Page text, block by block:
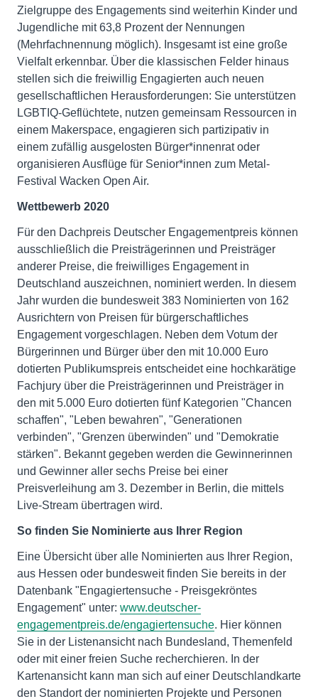
Zielgruppe des Engagements sind weiterhin Kinder und
Jugendliche mit 63,8 Prozent der Nennungen
(Mehrfachnennung möglich). Insgesamt ist eine große
Vielfalt erkennbar. Über die klassischen Felder hinaus
stellen sich die freiwillig Engagierten auch neuen
gesellschaftlichen Herausforderungen: Sie unterstützen
LGBTIQ-Geflüchtete, nutzen gemeinsam Ressourcen in
einem Makerspace, engagieren sich partizipativ in
einem zufällig ausgelosten Bürger*innenrat oder
organisieren Ausflüge für Senior*innen zum Metal-
Festival Wacken Open Air.
Wettbewerb 2020
Für den Dachpreis Deutscher Engagementpreis können
ausschließlich die Preisträgerinnen und Preisträger
anderer Preise, die freiwilliges Engagement in
Deutschland auszeichnen, nominiert werden. In diesem
Jahr wurden die bundesweit 383 Nominierten von 162
Ausrichtern von Preisen für bürgerschaftliches
Engagement vorgeschlagen. Neben dem Votum der
Bürgerinnen und Bürger über den mit 10.000 Euro
dotierten Publikumspreis entscheidet eine hochkarätige
Fachjury über die Preisträgerinnen und Preisträger in
den mit 5.000 Euro dotierten fünf Kategorien "Chancen
schaffen", "Leben bewahren", "Generationen
verbinden", "Grenzen überwinden" und "Demokratie
stärken". Bekannt gegeben werden die Gewinnerinnen
und Gewinner aller sechs Preise bei einer
Preisverleihung am 3. Dezember in Berlin, die mittels
Live-Stream übertragen wird.
So finden Sie Nominierte aus Ihrer Region
Eine Übersicht über alle Nominierten aus Ihrer Region,
aus Hessen oder bundesweit finden Sie bereits in der
Datenbank "Engagiertensuche - Preisgekröntes
Engagement" unter: www.deutscher-
engagementpreis.de/engagiertensuche. Hier können
Sie in der Listenansicht nach Bundesland, Themenfeld
oder mit einer freien Suche recherchieren. In der
Kartenansicht kann man sich auf einer Deutschlandkarte
den Standort der nominierten Projekte und Personen